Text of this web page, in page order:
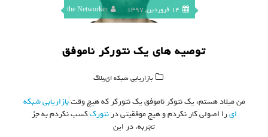
14 فروردین, 1397 the Networker
توصیه های یک نتورکر ناموفق
بازاریابی شبکه ای,بلاگ
من میلاد هستم، یک نتوکر ناموفق یک نتورکر که هیچ وقتبازاریابی شبکه
ایرا اصولی کار نکردم و هیچ موفقیتی درنتورککسب نکردم به جز
تجربه. در این